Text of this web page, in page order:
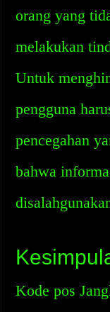
orang yang
melakukan
Untuk
pengguna
pencegahan
bahwa
Kode pos